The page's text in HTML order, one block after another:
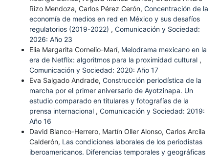
Rizo Mendoza, Carlos Pérez Cerón, Concentración de la
economía de medios en red en México y sus desafíos
regulatorios (2019-2022) , Comunicación y Sociedad:
2026: Año 23
Elia Margarita Cornelio-Marí, Melodrama mexicano en la
era de Netflix: algoritmos para la proximidad cultural ,
Comunicación y Sociedad: 2020: Año 17
Eva Salgado Andrade, Construcción periodística de la
marcha por el primer aniversario de Ayotzinapa. Un
estudio comparado en titulares y fotografías de la
prensa internacional , Comunicación y Sociedad: 2019:
Año 16
David Blanco-Herrero, Martín Oller Alonso, Carlos Arcila
Calderón, Las condiciones laborales de los periodistas
iberoamericanos. Diferencias temporales y geográficas